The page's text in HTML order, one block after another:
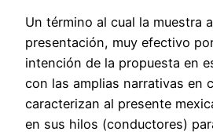
Un término al cual la muestra
presentación, muy efectivo
intención de la propuesta en
con las amplias narrativas en
caracterizan al presente
en sus hilos (conductores)